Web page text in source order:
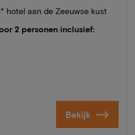
hotel aan de Zeeuwse kust
2 personen inclusief:
Bekijk